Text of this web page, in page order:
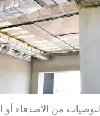
من الأصدقاء